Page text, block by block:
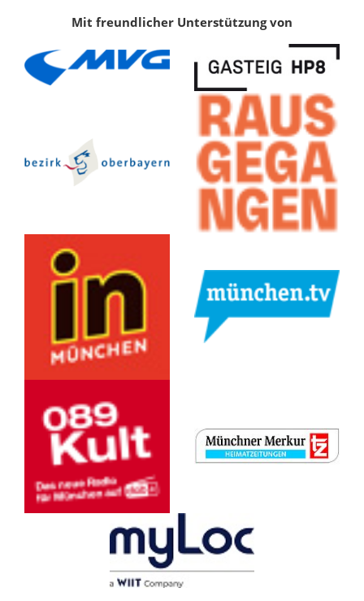
Mit freundlicher Unterstützung von